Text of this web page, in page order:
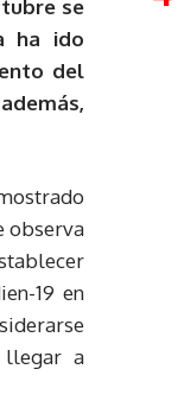
se
ha ido
del
observa
19 en
llegar a